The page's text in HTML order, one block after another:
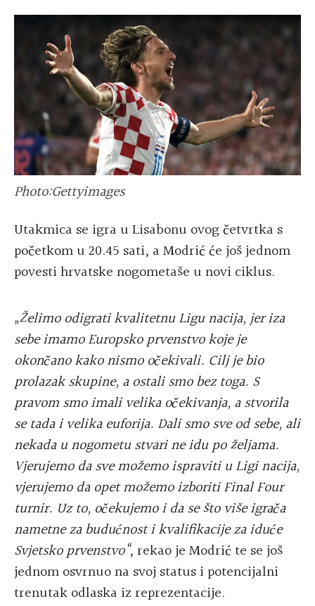
Photo:Gettyimages
Utakmica se igra u Lisabonu ovog četvrtka s
početkom u 20.45 sati, a Modrić će još jednom
povesti hrvatske nogometaše u novi ciklus.
„Želimo odigrati kvalitetnu Ligu nacija, jer iza
sebe imamo Europsko prvenstvo koje je
okončano kako nismo očekivali. Cilj je bio
prolazak skupine, a ostali smo bez toga. S
pravom smo imali velika očekivanja, a stvorila
se tada i velika euforija. Dali smo sve od sebe, ali
nekada u nogometu stvari ne idu po željama.
Vjerujemo da sve možemo ispraviti u Ligi nacija,
vjerujemo da opet možemo izboriti Final Four
turnir. Uz to, očekujemo i da se što više igrača
nametne za budućnost i kvalifikacije za iduće
Svjetsko prvenstvo“, rekao je Modrić te se još
jednom osvrnuo na svoj status i potencijalni
trenutak odlaska iz reprezentacije.